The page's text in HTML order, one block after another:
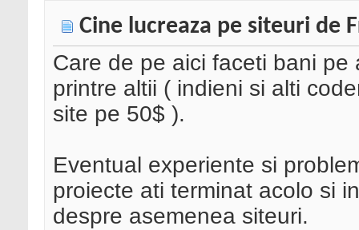
Cine lucreaza pe siteuri de
Care de pe aici faceti bani
printre altii ( indieni si alti
site pe 50$ ).
Eventual experiente si
proiecte ati terminat acolo si
despre asemenea siteuri.